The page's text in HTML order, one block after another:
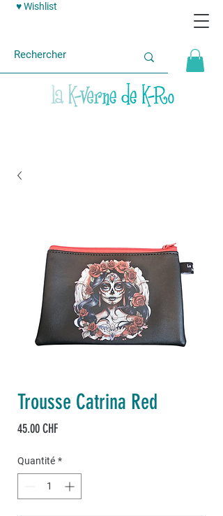
♥ Wishlist
Trousse Catrina Red
45.00 CHFPrix
Quantité *